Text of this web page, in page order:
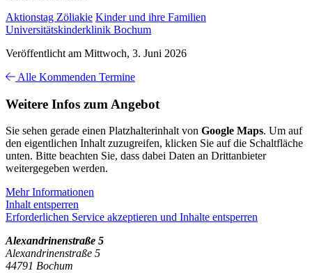
Aktionstag Zöliakie Kinder und ihre Familien
Universitätskinderklinik Bochum
Veröffentlicht am Mittwoch, 3. Juni 2026
Alle Kommenden Termine
Weitere Infos zum Angebot
Sie sehen gerade einen Platzhalterinhalt von Google Maps. Um auf
den eigentlichen Inhalt zuzugreifen, klicken Sie auf die Schaltfläche
unten. Bitte beachten Sie, dass dabei Daten an Drittanbieter
weitergegeben werden.
Mehr Informationen
Inhalt entsperren
Erforderlichen Service akzeptieren und Inhalte entsperren
Alexandrinenstraße 5
Alexandrinenstraße 5
44791 Bochum